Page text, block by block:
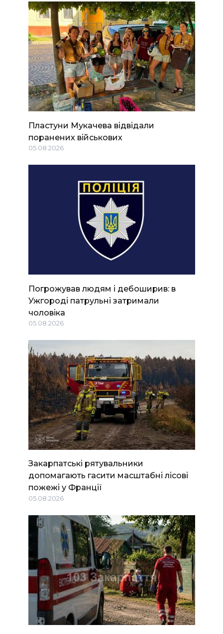
Пластуни Мукачева відвідали
поранених військових
05.08.2026
Погрожував людям і дебоширив: в
Ужгороді патрульні затримали
чоловіка
05.08.2026
Закарпатські рятувальники
допомагають гасити масштабні лісові
пожежі у Франції
05.08.2026